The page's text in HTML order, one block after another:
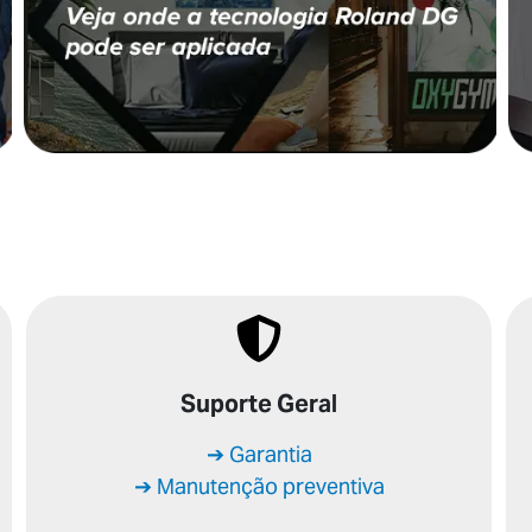
Suporte Geral
➔ Garantia
➔ Manutenção preventiva